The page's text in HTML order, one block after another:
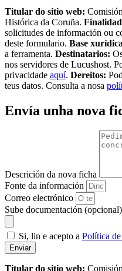
Titular do sitio web:
Histórica da Coruña.
solicitudes de información ou
deste formulario. Base
a ferramenta. Destinatarios:
nos servidores de Lucushost.
privacidade aquí. Dereitos:
teus datos. Consulta a nosa
Envía unha nova
Descrición da nova ficha
Fonte da información
Correo electrónico
Sube documentación (opcional)
Si, lin e acepto a Política
Enviar
Titular do sitio web: